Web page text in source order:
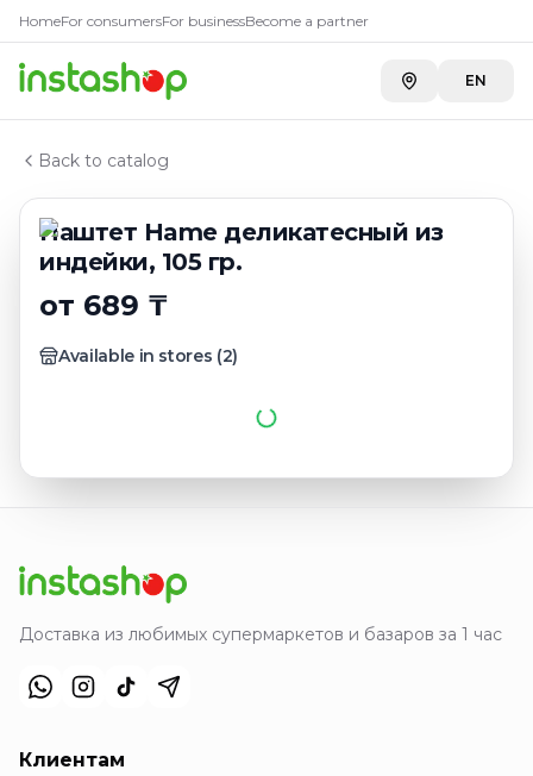
HomeFor consumersFor businessBecome a partner
EN
Back to catalog
Паштет Hame деликатесный из
индейки, 105 гр.
от 689 ₸
Available in stores (2)
Главная
Каталог
Паштет, фуа-гра
Паштет Hame деликатесный из индейки, 105 гр.
КупитьПаштет Hame
Toimart—749 ₸
Доставка из любимых супермаркетов и базаров за 1 час
Клиентам